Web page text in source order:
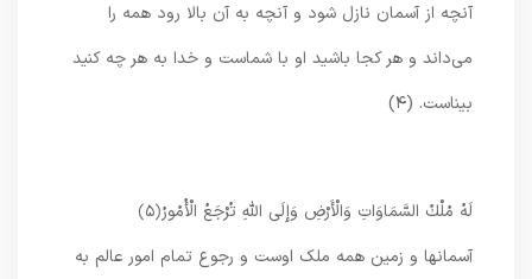
آنچه از آسمان نازل شود و آنچه به آن بالا رود همه را
می‌داند و هر کجا باشید او با شماست و خدا به هر چه کنید
بیناست. (۴)
لَهُ مُلْكُ السَّمَاوَاتِ وَالْأَرْضِ وَإِلَى اللَّهِ تُرْجَعُ الْأُمُورُ﴿۵﴾
آسمانها و زمین همه ملک اوست و رجوع تمام امور عالم به